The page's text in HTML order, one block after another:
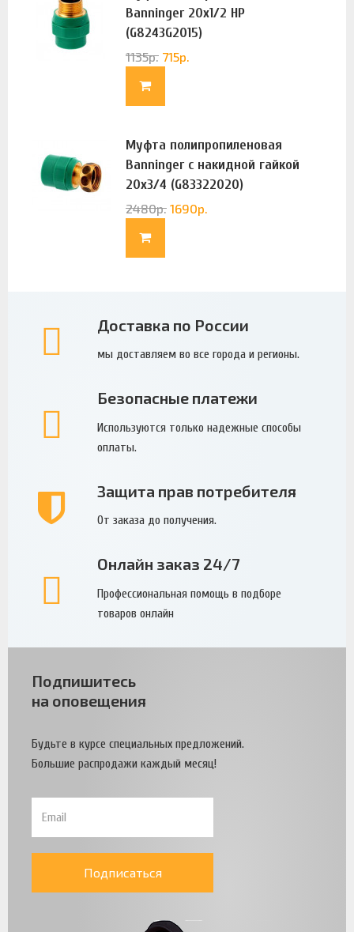
Banninger 20х1/2 НР
(G8243G2015)
1135р. 715р.
Муфта полипропиленовая
Banninger с накидной гайкой
20х3/4 (G83322020)
2480р. 1690р.
Доставка по России
мы доставляем во все города и регионы.
Безопасные платежи
Используются только надежные способы
оплаты.
Защита прав потребителя
От заказа до получения.
Онлайн заказ 24/7
Профессиональная помощь в подборе
товаров онлайн
Подпишитесь
на оповещения
Будьте в курсе специальных предложений.
Большие распродажи каждый месяц!
Подписаться